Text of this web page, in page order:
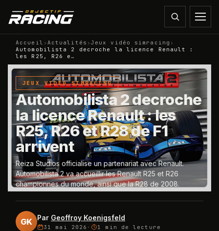
Accueil › Actualités › Jeux vidéo simracing ›
Automobilista 2 decroche la licence Renault :
les R25, R26 e…
JEUX VIDÉO SIMRACING
Automobilista 2 decroche
la licence Renault : les
R25, R26 et R28 de F1
arrivent
Reiza Studios officialise un partenariat avec Renault.
Automobilista 2 va accueillir les Renault R25 et R26
championnes du monde, ainsi que la R28 de 2008.
GK Par Geoffroy Koenigsfeld
31 mai 2026 · 1 min de lecture